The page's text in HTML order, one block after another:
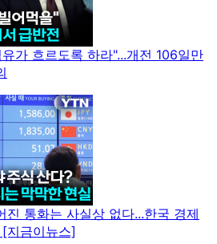
가 흐르도록 하라"...개전 106일만
진 통화는 사실상 없다...한국 경제
지금이뉴스]